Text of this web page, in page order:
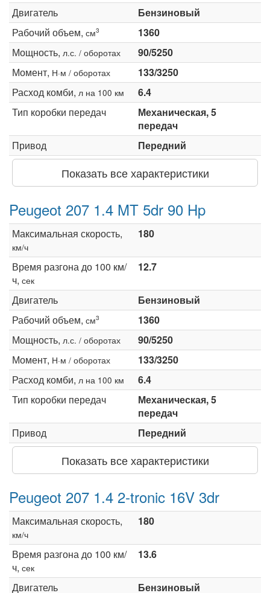
Двигатель
Бензиновый
Рабочий объем, см3
1360
Мощность, л.с. / оборотах
90/5250
Момент, Н·м / оборотах
133/3250
Расход комби, л на 100 км
6.4
Тип коробки передач
Механическая, 5
передач
Привод
Передний
Показать все характеристики
Peugeot 207 1.4 MT 5dr 90 Hp
Максимальная скорость,
км/ч
180
Время разгона до 100 км/
ч, сек
12.7
Двигатель
Бензиновый
Рабочий объем, см3
1360
Мощность, л.с. / оборотах
90/5250
Момент, Н·м / оборотах
133/3250
Расход комби, л на 100 км
6.4
Тип коробки передач
Механическая, 5
передач
Привод
Передний
Показать все характеристики
Peugeot 207 1.4 2-tronic 16V 3dr
Максимальная скорость,
км/ч
180
Время разгона до 100 км/
ч, сек
13.6
Двигатель Бензиновый